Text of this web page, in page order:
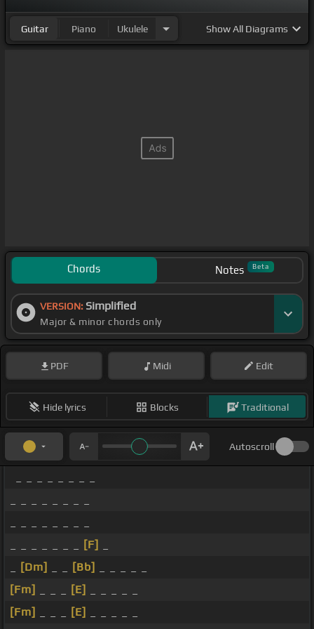
Guitar Piano Ukulele ShowAll Diagrams
Chords Notes Beta
VERSION: Simplified
Major & minor chords only
PDF Midi Edit
Hide lyrics Blocks Traditional
Autoscroll
[F]
[Dm] [Bb]
[Fm]
[E]
[Fm]
[E]